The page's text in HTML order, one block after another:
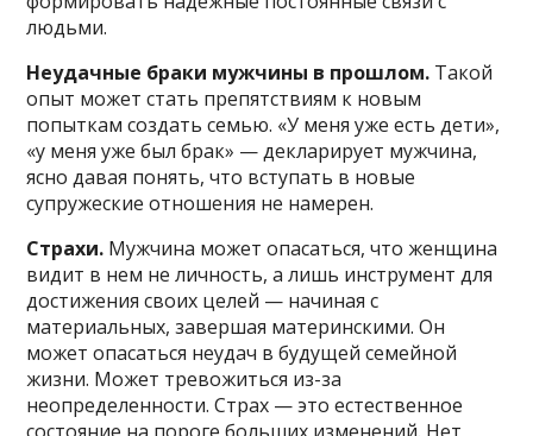
людьми.
Неудачные браки мужчины в прошлом. Такой
опыт может стать препятствиям к новым
попыткам создать семью. «У меня уже есть дети»,
«у меня уже был брак» — декларирует мужчина,
ясно давая понять, что вступать в новые
супружеские отношения не намерен.
Страхи. Мужчина может опасаться, что женщина
видит в нем не личность, а лишь инструмент для
достижения своих целей — начиная с
материальных, завершая материнскими. Он
может опасаться неудач в будущей семейной
жизни. Может тревожиться из-за
неопределенности. Страх — это естественное